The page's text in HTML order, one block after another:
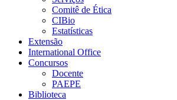
Comitê de Ética
CIBio
Estatísticas
Extensão
International Office
Concursos
Docente
PAEPE
Biblioteca